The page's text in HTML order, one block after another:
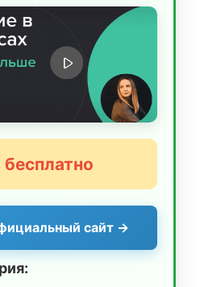
бесплатно
сайт →